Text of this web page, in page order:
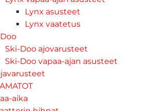
Lynx asusteet
Lynx vaatetus
Ski-Doo ajovarusteet
Ski-Doo vapaa-ajan asusteet
aika